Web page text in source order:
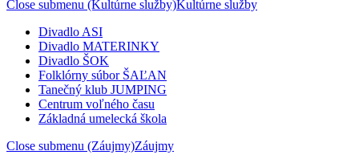
Close submenu (Kultúrne služby)Kultúrne služby
Divadlo ASI
Divadlo MATERINKY
Divadlo ŠOK
Folklórny súbor ŠAĽAN
Tanečný klub JUMPING
Centrum voľného času
Základná umelecká škola
Close submenu (Záujmy)Záujmy